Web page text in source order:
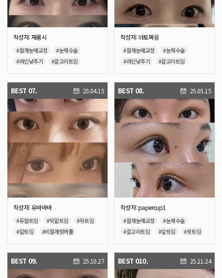
작성자: 재롱시
#절개눈매교정
#눈재수술
#라인낮추기
#갈고리트임
#앞트임
#윗트임
작성자: 아토짜응
#절개눈매교정
#눈재수술
#라인낮추기
#갈고리트임
#앞트임
#윗트임
BEST 07. 25.04.15
작성자: 유바바바
#듀얼트임 #뒤밑트임
#뒤트임
#밑트임
#비절개쌍꺼풀
#눈재수술
#갈고리트임
#앞트임
#윗트임
#눈밑지방재배치
BEST 08. 25.05.15
작성자: papercup1
#절개눈매교정
#눈재수술
#갈고리트임
#앞트임
#윗트임
#듀얼트임
#뒤밑트임
#뒤트임
#밑트임
BEST 09. 25.10.27 BEST 010. 25.11.24